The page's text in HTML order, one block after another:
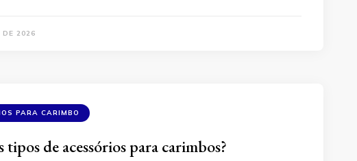
DE 2026
PARA CARIMBO
tipos de acessórios para carimbos?